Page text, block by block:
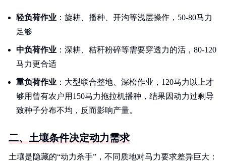
轻负荷作业 ：旋耕、播种、开沟等浅层操作，50-80马力
足够
中负荷作业 ：深耕、秸秆粉碎等需要穿透力的活，80-120
马力更合适
重负荷作业 ：大型联合整地、深松作业，120马力以上才
够用曾有农户用150马力拖拉机播种，结果因动力过剩导
致种子分布不均，反而影响产量。
二、土壤条件决定动力需求
土壤是隐藏的“动力杀手”，不同质地对马力要求差异巨大：